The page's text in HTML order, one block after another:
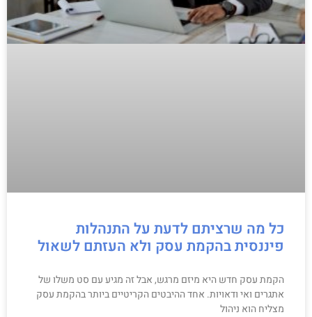
כל מה שרציתם לדעת על התנהלות
פיננסית בהקמת עסק ולא העזתם לשאול
הקמת עסק חדש היא מיזם מרגש, אבל זה מגיע עם סט משלו של
אתגרים ואי ודאויות. אחד ההיבטים הקריטיים ביותר בהקמת עסק
מצליח הוא ניהול